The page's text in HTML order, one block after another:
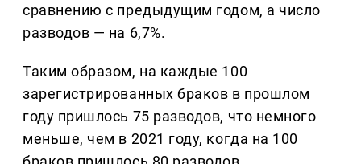
сравнению с предыдущим годом, а число
разводов — на 6,7%.
Таким образом, на каждые 100
зарегистрированных браков в прошлом
году пришлось 75 разводов, что немного
меньше, чем в 2021 году, когда на 100